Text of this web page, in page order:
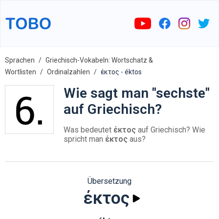
Sprachen
Griechisch-Vokabeln: Wortschatz &
Wortlisten
Ordinalzahlen έκτος - éktos
Wie sagt man "sechste"
auf Griechisch?
Was bedeutet έκτος auf Griechisch? Wie
spricht man έκτος aus?
Übersetzung
έκτος